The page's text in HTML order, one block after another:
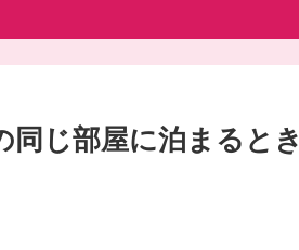
同じ部屋に泊まるとき